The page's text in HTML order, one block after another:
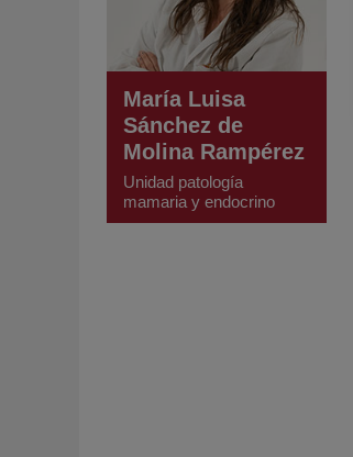
María Luisa
Sánchez de
Molina Rampérez
Unidad patología
mamaria y endocrino